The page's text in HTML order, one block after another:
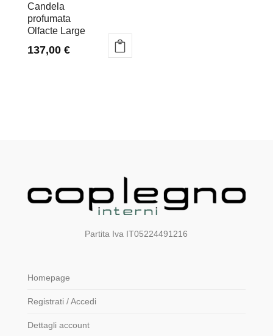
Candela
profumata
Olfacte Large
137,00 €
Partita Iva IT05224491216
Homepage
Registrati / Accedi
Dettagli account